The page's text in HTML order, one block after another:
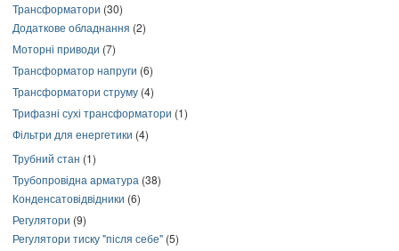
Трансформатори (30)
Додаткове обладнання (2)
Моторні приводи (7)
Трансформатор напруги (6)
Трансформатори струму (4)
Трифазні сухі трансформатори (1)
Фільтри для енергетики (4)
Трубний стан (1)
Трубопровідна арматура (38)
Конденсатовідвідники (6)
Регулятори (9)
Регулятори тиску "після себе" (5)